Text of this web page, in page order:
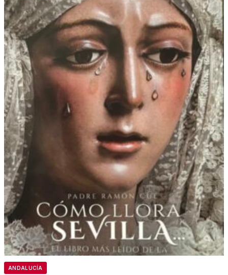
ANDALUCÍA